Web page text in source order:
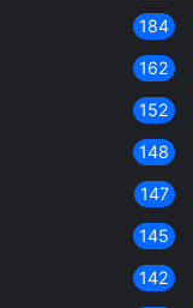
184
162
152
148
147
145
142